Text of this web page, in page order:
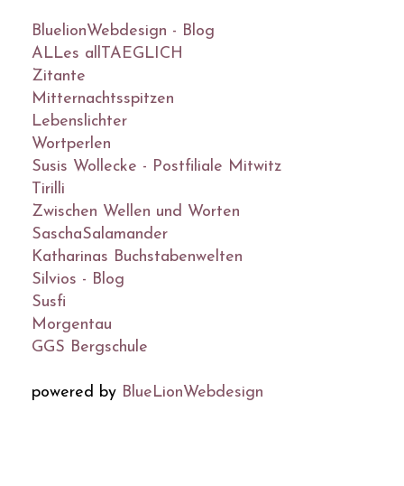
BluelionWebdesign - Blog
ALLes allTAEGLICH
Zitante
Mitternachtsspitzen
Lebenslichter
Wortperlen
Susis Wollecke - Postfiliale Mitwitz
Tirilli
Zwischen Wellen und Worten
SaschaSalamander
Katharinas Buchstabenwelten
Silvios - Blog
Susfi
Morgentau
GGS Bergschule
powered by BlueLionWebdesign